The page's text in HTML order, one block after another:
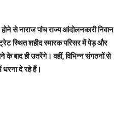
से नाराज पांच राज्य आंदोलनकारी निवान
स्थित शहीद स्मारक परिसर में पेड़ और
के बाद ही उतरेंगे। वहीं, विभिन्न संगठनों से
धरना दे रहे हैं।